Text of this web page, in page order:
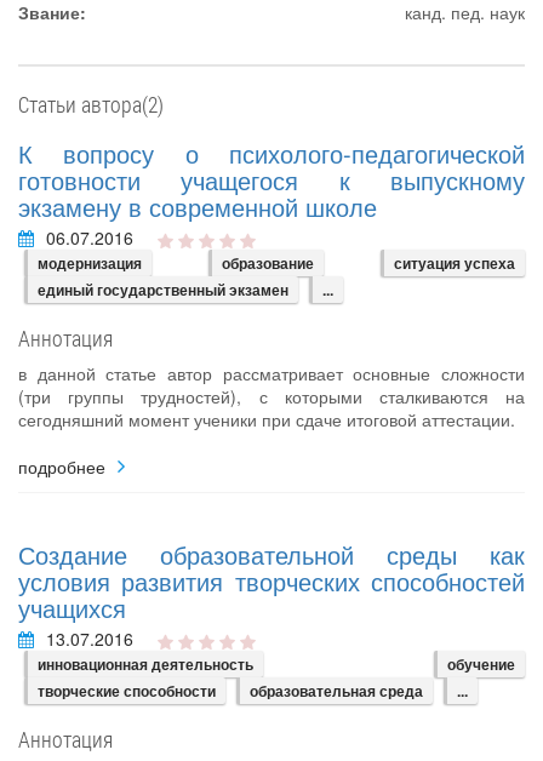
Звание:
канд. пед. наук
Статьи автора(2)
К вопросу о психолого-педагогической
готовности учащегося к выпускному
экзамену в современной школе
06.07.2016
модернизация образование
ситуация успеха
единый государственный экзамен
...
Аннотация
в данной статье автор рассматривает основные сложности
(три группы трудностей), с которыми сталкиваются на
сегодняшний момент ученики при сдаче итоговой аттестации.
подробнее
Создание образовательной среды как
условия развития творческих способностей
учащихся
13.07.2016
инновационная деятельность
обучение
творческие способности
образовательная среда ...
Аннотация